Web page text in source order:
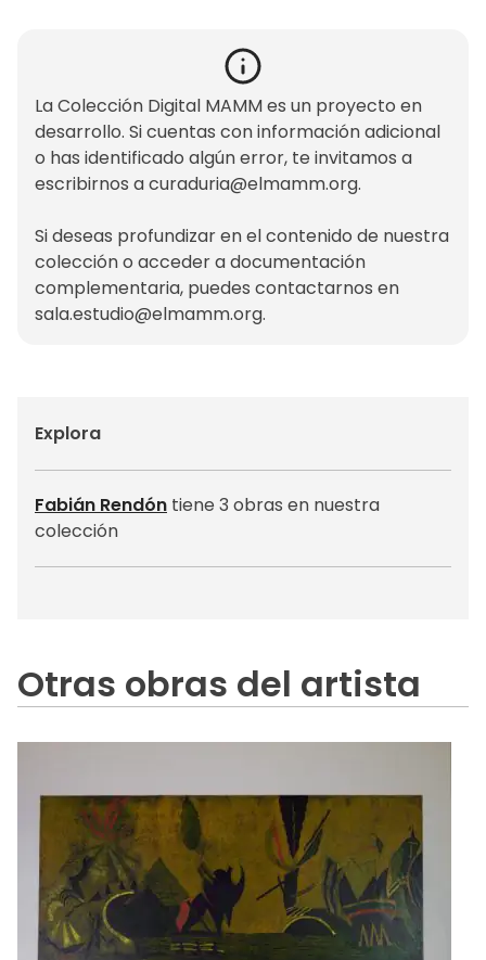
La Colección Digital MAMM es un proyecto en
desarrollo. Si cuentas con información adicional
o has identificado algún error, te invitamos a
escribirnos acuraduria@elmamm.org.
Si deseas profundizar en el contenido de nuestra
colección o acceder a documentación
complementaria, puedes contactarnos en
sala.estudio@elmamm.org.
Explora
Fabián Rendón tiene 3 obras en nuestra
colección
Otras obras del artista